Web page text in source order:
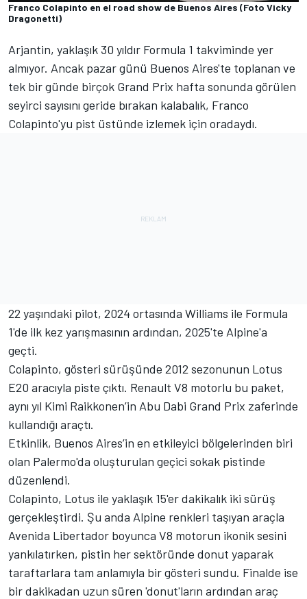
Franco Colapinto en el road show de Buenos Aires (Foto Vicky
Dragonetti)
Arjantin, yaklaşık 30 yıldır Formula 1 takviminde yer
almıyor. Ancak pazar günü Buenos Aires'te toplanan ve
tek bir günde birçok Grand Prix hafta sonunda görülen
seyirci sayısını geride bırakan kalabalık, Franco
Colapinto'yu pist üstünde izlemek için oradaydı.
22 yaşındaki pilot, 2024 ortasında Williams ile Formula
1'de ilk kez yarışmasının ardından, 2025'te Alpine'a
geçti.
Colapinto, gösteri sürüşünde 2012 sezonunun Lotus
E20 aracıyla piste çıktı. Renault V8 motorlu bu paket,
aynı yıl Kimi Raikkonen’in Abu Dabi Grand Prix zaferinde
kullandığı araçtı.
Etkinlik, Buenos Aires’in en etkileyici bölgelerinden biri
olan Palermo'da oluşturulan geçici sokak pistinde
düzenlendi.
Colapinto, Lotus ile yaklaşık 15'er dakikalık iki sürüş
gerçekleştirdi. Şu anda Alpine renkleri taşıyan araçla
Avenida Libertador boyunca V8 motorun ikonik sesini
yankılatırken, pistin her sektöründe donut yaparak
taraftarlara tam anlamıyla bir gösteri sundu. Finalde ise
bir dakikadan uzun süren 'donut'ların ardından araç